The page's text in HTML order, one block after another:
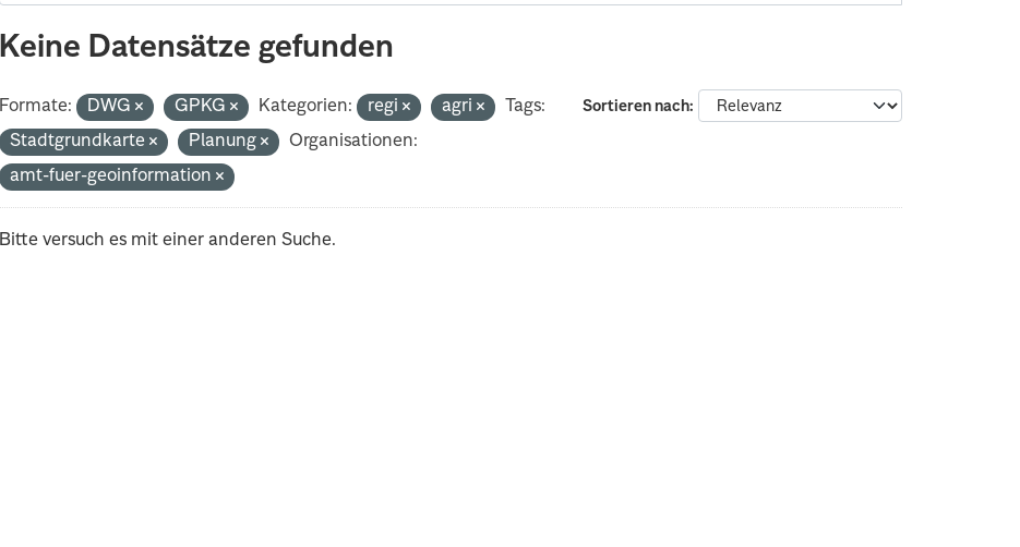
Keine Datensätze gefunden
Sortieren nach
Formate: DWG GPKG Kategorien: regi agri
Tags:
Stadtgrundkarte
Planung
Organisationen:
amt-fuer-geoinformation
Bitte versuch es mit einer anderen Suche.